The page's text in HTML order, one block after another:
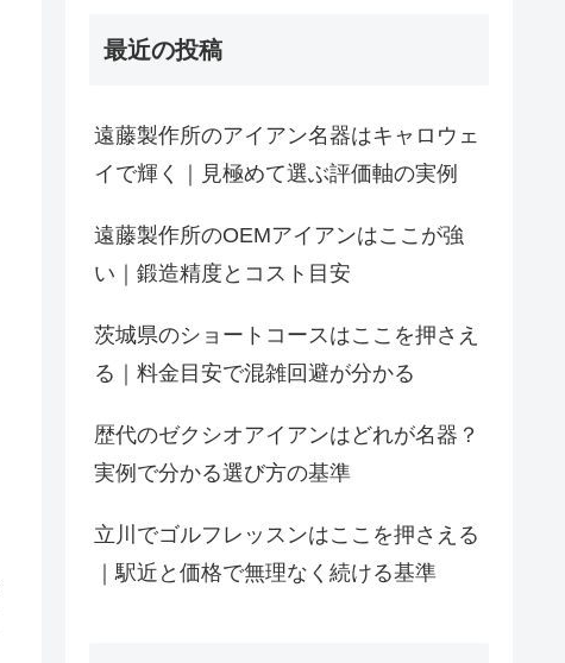
最近の投稿
遠藤製作所のアイアン名器はキャロウェ
イで輝く｜見極めて選ぶ評価軸の実例
遠藤製作所のOEMアイアンはここが強
い｜鍛造精度とコスト目安
茨城県のショートコースはここを押さえ
る｜料金目安で混雑回避が分かる
歴代のゼクシオアイアンはどれが名器？
実例で分かる選び方の基準
立川でゴルフレッスンはここを押さえる
｜駅近と価格で無理なく続ける基準